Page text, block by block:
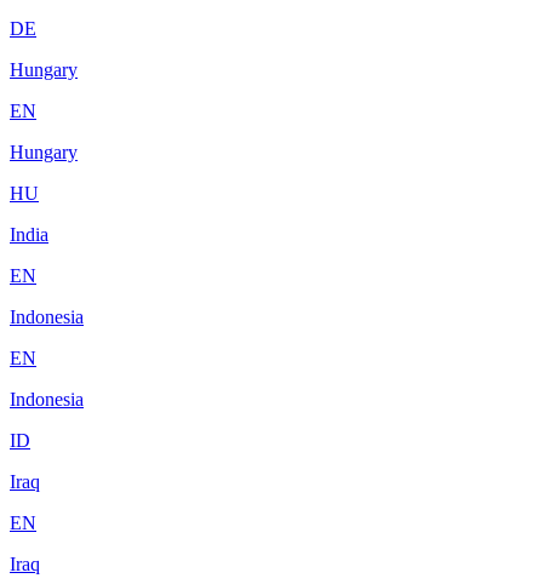
DE
Hungary
EN
Hungary
HU
India
EN
Indonesia
EN
Indonesia
ID
Iraq
EN
Iraq